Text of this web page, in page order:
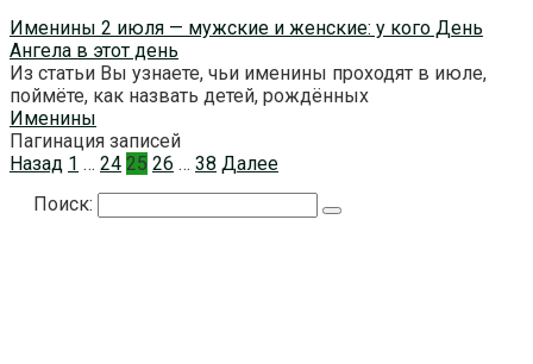
Именины 2 июля — мужские и женские: у кого День
Ангела в этот день
Из статьи Вы узнаете, чьи именины проходят в июле,
поймёте, как назвать детей, рождённых
Именины
Пагинация записей
Назад 1 … 24 25 26 … 38 Далее
Поиск: